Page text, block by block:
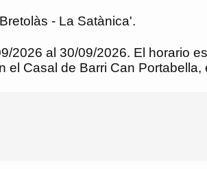
- La Satànica'.
2026 al 30/09/2026. El horario
el Casal de Barri Can Portabella,